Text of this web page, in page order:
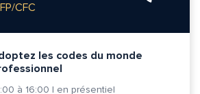
CFC
les codes du monde
à 16:00 | en présentiel